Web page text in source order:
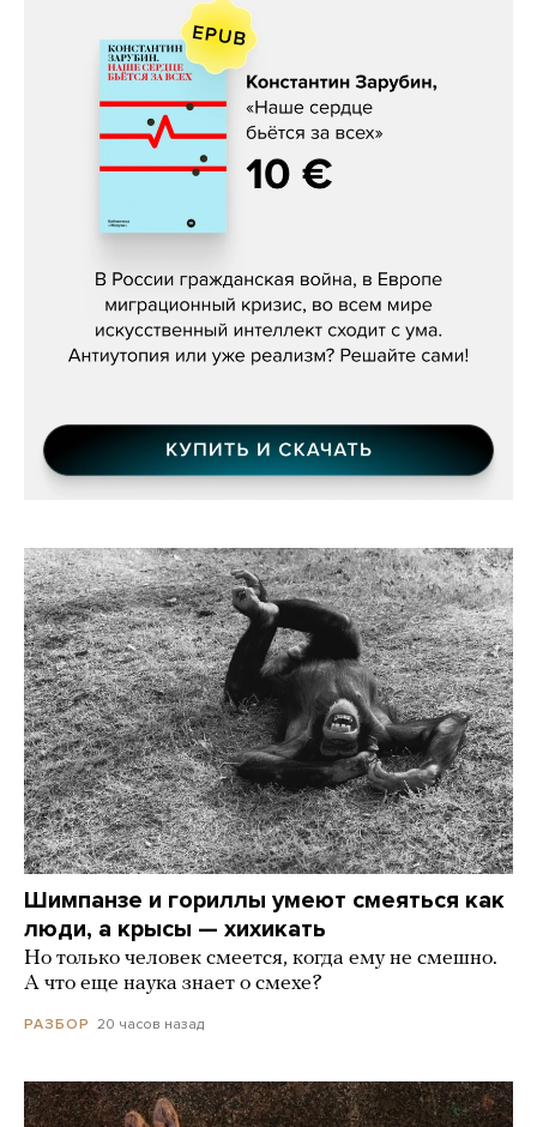
Константин Зарубин, «Наше сердце
Шимпанзе и гориллы умеют смеяться как
люди, а крысы — хихикать
Но только человек смеется, когда ему не смешно.
А что еще наука знает о смехе?
РАЗБОР 20 часов назад